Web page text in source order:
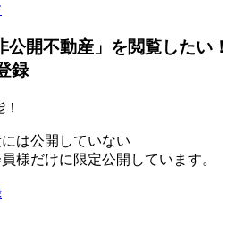
は公開していない
様だけに限定公開しています。